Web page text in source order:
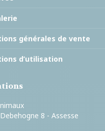
générales de vente
d’utilisation
8 - Assesse